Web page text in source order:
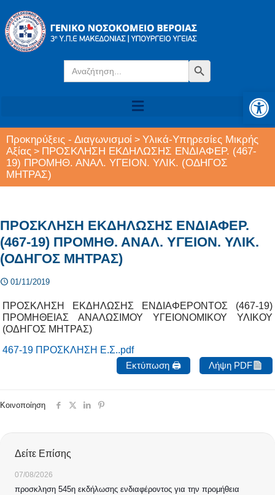
Search
for:
Search Button
Προκηρύξεις - Διαγωνισμοί > Υλικά-Υπηρεσίες Μικρής
Αξίας > ΠΡΟΣΚΛΗΣΗ ΕΚΔΗΛΩΣΗΣ ΕΝΔΙΑΦΕΡ. (467-
19) ΠΡΟΜΗΘ. ΑΝΑΛ. ΥΓΕΙΟΝ. ΥΛΙΚ. (ΟΔΗΓΟΣ
ΜΗΤΡΑΣ)
ΠΡΟΣΚΛΗΣΗ ΕΚΔΗΛΩΣΗΣ ΕΝΔΙΑΦΕΡ.
(467-19) ΠΡΟΜΗΘ. ΑΝΑΛ. ΥΓΕΙΟΝ. ΥΛΙΚ.
(ΟΔΗΓΟΣ ΜΗΤΡΑΣ)
01/11/2019
ΠΡΟΣΚΛΗΣΗ ΕΚΔΗΛΩΣΗΣ ΕΝΔΙΑΦΕΡΟΝΤΟΣ (467-19)
ΠΡΟΜΗΘΕΙΑΣ ΑΝΑΛΩΣΙΜΟΥ ΥΓΕΙΟΝΟΜΙΚΟΥ ΥΛΙΚΟΥ
(ΟΔΗΓΟΣ ΜΗΤΡΑΣ)
467-19 ΠΡΟΣΚΛΗΣΗ Ε.Σ..pdf
Εκτύπωση 🖨
Λήψη PDF
Κοινοποίηση
Δείτε Επίσης
07/08/2026
προσκληση 545η εκδήλωσης ενδιαφέροντος για την προμήθεια